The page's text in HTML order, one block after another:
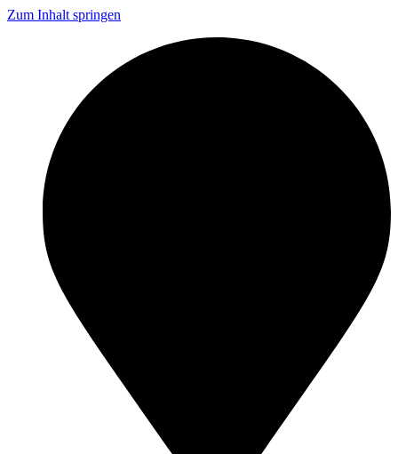
Zum Inhalt springen